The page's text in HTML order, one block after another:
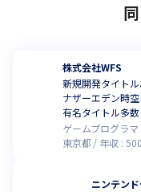
株式会社WFS
新規開発タイト
ナザーエデン時
有名タイトル多数
ゲームプログラマ
東京都
年収 : 500
ニンテン